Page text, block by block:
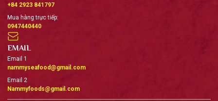
Mỡ cá được sử dụng làm
nguyên liệu sản xuất thức ăn
chăn nuôi. Ở Nam Mỹ, chúng tôi
đã sản xuất mỡ cá cho cả khách
hàng trong nước và quốc tế.
Xem chi tiết
+84 2923 841797
Mua hàng trực tiếp:
0947440440
EMAIL
Email 1
nammyseafood@gmail.com
Email 2
Nammyfoods@gmail.com